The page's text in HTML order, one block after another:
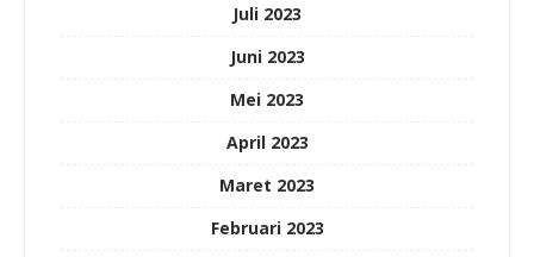
Juli 2023
Juni 2023
Mei 2023
April 2023
Maret 2023
Februari 2023